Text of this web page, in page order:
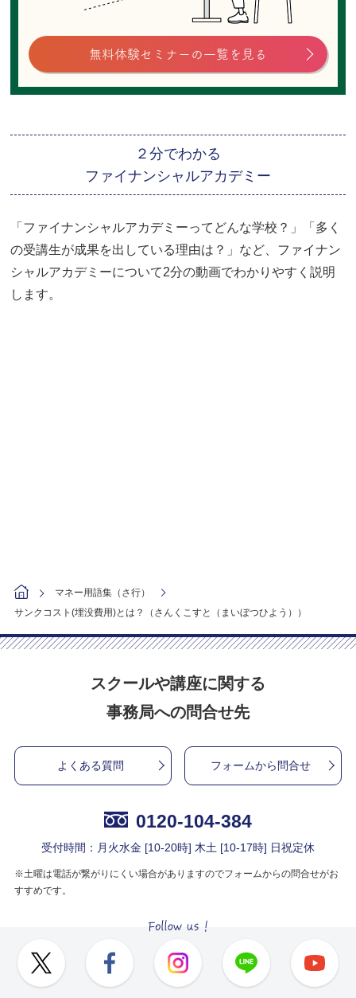
無料体験セミナーの一覧を見る
２分でわかる
ファイナンシャルアカデミー
「ファイナンシャルアカデミーってどんな学校？」「多く
の受講生が成果を出している理由は？」など、ファイナン
シャルアカデミーについて2分の動画でわかりやすく説明
します。
マネー用語集（さ行）
サンクコスト(埋没費用)とは？（さんくこすと（まいぼつひよう））
スクールや講座に関する
事務局への問合せ先
よくある質問 フォームから問合せ
0120-104-384
受付時間：月火水金 [10-20時] 木土 [10-17時] 日祝定休
※土曜は電話が繋がりにくい場合がありますのでフォームからの問合せがお
すすめです。